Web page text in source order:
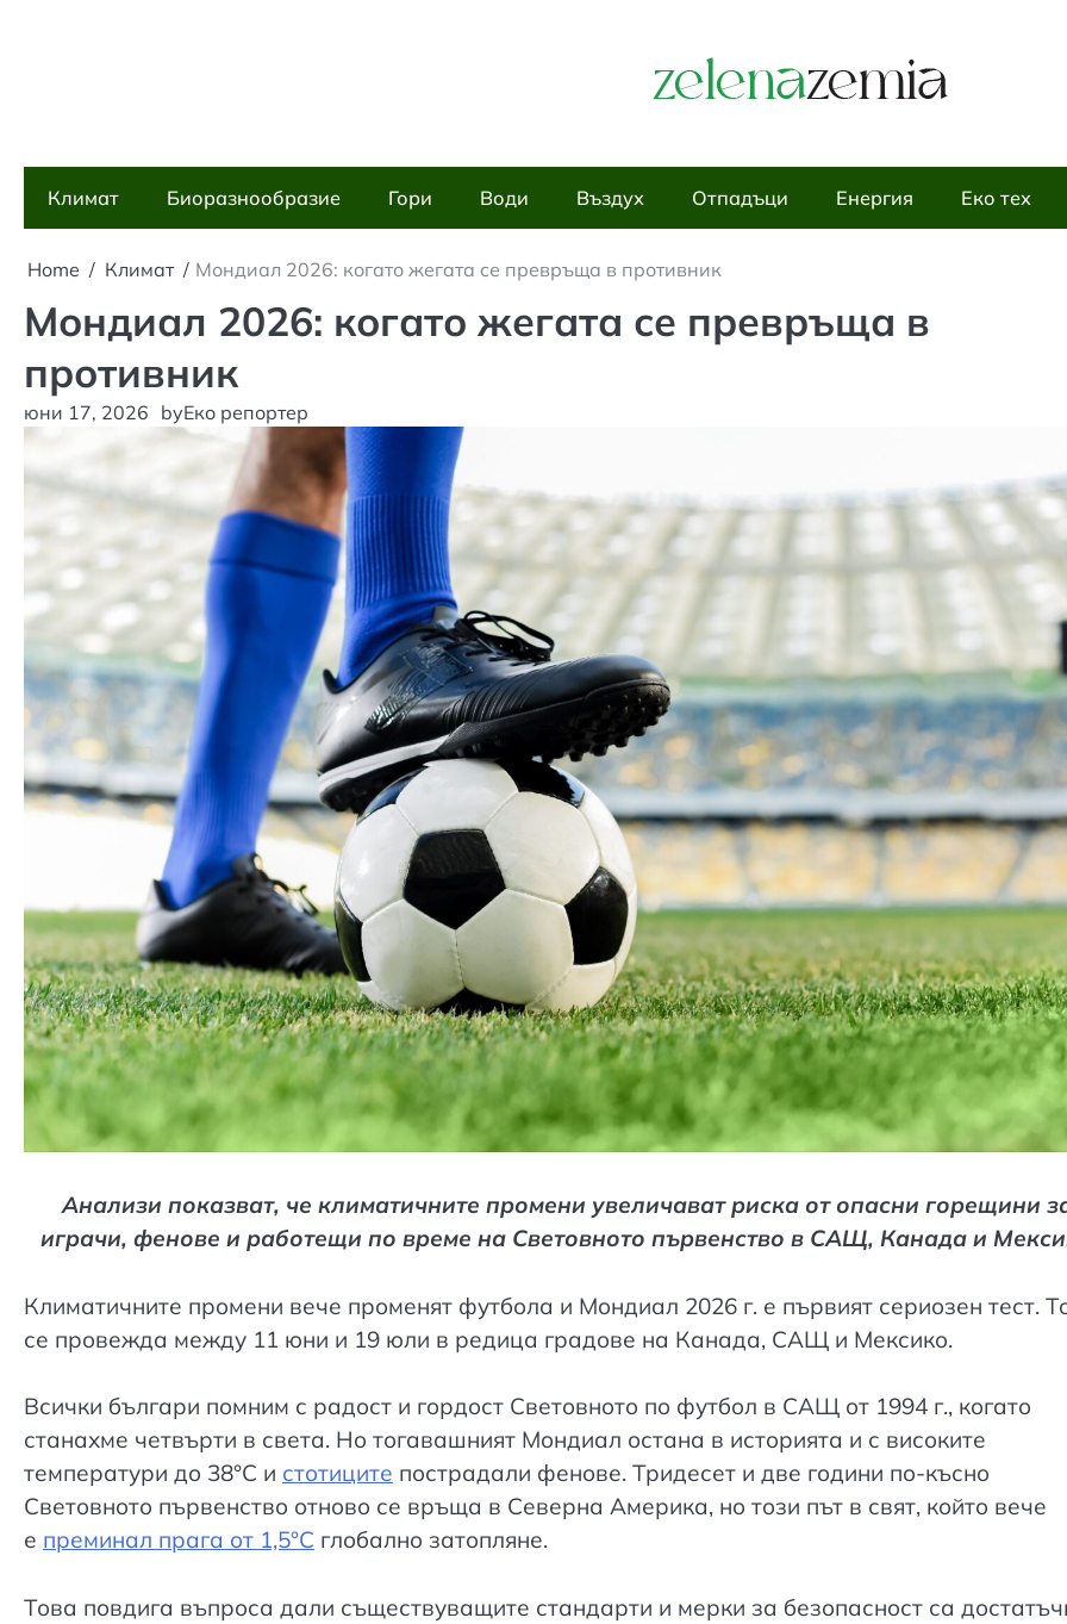
Климат Биоразнообразие Гори Води Въздух Отпадъци Енергия Еко тех
Home Климат Мондиал 2026: когато жегата се превръща в противник
Мондиал 2026: когато жегата се превръща в
противник
юни 17, 2026 byЕко репортер
Анализи показват, че климатичните промени увеличават риска от опасни горещини
играчи, фенове и работещи по време на Световното първенство в САЩ, Канада и
Климатичните промени вече променят футбола и Мондиал 2026 г. е първият сериозен тест.
се провежда между 11 юни и 19 юли в редица градове на Канада, САЩ и Мексико.
Всички българи помним с радост и гордост Световното по футбол в САЩ от 1994 г., когато
станахме четвърти в света. Но тогавашният Мондиал остана в историята и с високите
температури до 38°C и стотиците пострадали фенове. Тридесет и две години по-късно
Световното първенство отново се връща в Северна Америка, но този път в свят, който вече
е преминал прага от 1,5°C глобално затопляне.
Това повдига въпроса дали съществуващите стандарти и мерки за безопасност са